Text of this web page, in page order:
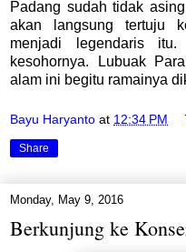
Padang sudah tidak
akan langsung tertuju
menjadi legendaris
kesohornya. Lubuak
alam ini begitu ramainya
Bayu Haryanto at 12:34 PM
Share
Monday, May 9, 2016
Berkunjung ke